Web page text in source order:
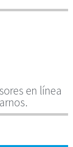
en línea